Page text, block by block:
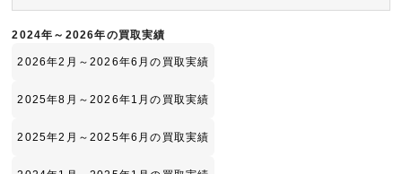
2024年～2026年の買取実績
2026年2月～2026年6月の買取実績
2025年8月～2026年1月の買取実績
2025年2月～2025年6月の買取実績